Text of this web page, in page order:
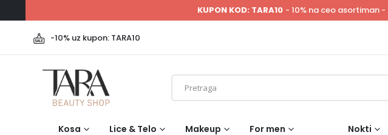
KUPON KOD: TARA10 - 10% na ceo asortiman -
-10% uz kupon: TARA10
Kosa Lice & Telo Makeup For men Nokti